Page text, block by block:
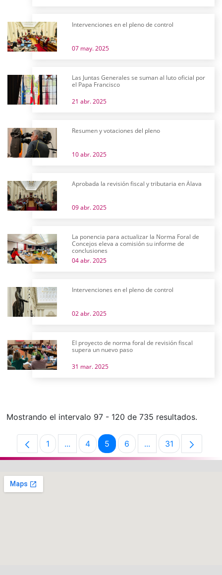
Intervenciones en el pleno de control
07 may. 2025
Las Juntas Generales se suman al luto oficial por
el Papa Francisco
21 abr. 2025
Resumen y votaciones del pleno
10 abr. 2025
Aprobada la revisión fiscal y tributaria en Álava
09 abr. 2025
La ponencia para actualizar la Norma Foral de
Concejos eleva a comisión su informe de
conclusiones
04 abr. 2025
Intervenciones en el pleno de control
02 abr. 2025
El proyecto de norma foral de revisión fiscal
supera un nuevo paso
31 mar. 2025
Mostrando el intervalo 97 - 120 de 735 resultados.
Página
1 ...Páginas intermedias Use TAB para
Página
4 Página
5 Página
6 ...PáginasPágina
31